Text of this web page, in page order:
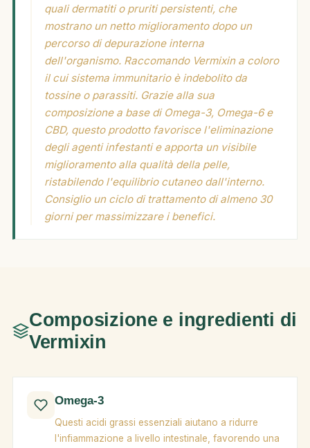
quali dermatiti o pruriti persistenti, che
mostrano un netto miglioramento dopo un
percorso di depurazione interna
dell'organismo. Raccomando Vermixin a coloro
il cui sistema immunitario è indebolito da
tossine o parassiti. Grazie alla sua
composizione a base di Omega-3, Omega-6 e
CBD, questo prodotto favorisce l'eliminazione
degli agenti infestanti e apporta un visibile
miglioramento alla qualità della pelle,
ristabilendo l'equilibrio cutaneo dall'interno.
Consiglio un ciclo di trattamento di almeno 30
giorni per massimizzare i benefici.
Composizione e ingredienti di
Vermixin
Omega-3
Questi acidi grassi essenziali aiutano a ridurre
l'infiammazione a livello intestinale, favorendo una